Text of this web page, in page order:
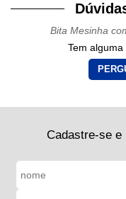
Bita Mesinha
Tem
Cadastre-se e